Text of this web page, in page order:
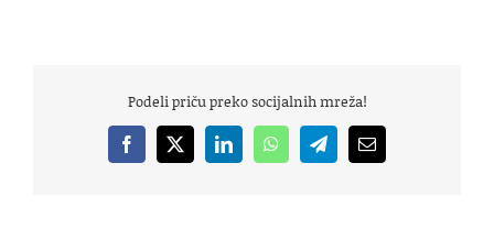
Podeli priču preko socijalnih mreža!
Facebook
X LinkedInWhatsAppTelegramEmail